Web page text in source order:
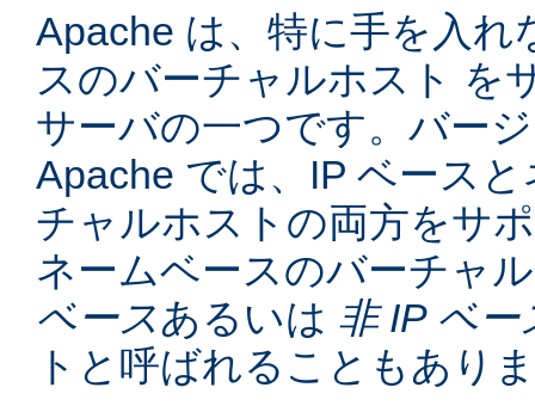
Apache は、特に手を入れ
スのバーチャルホスト を
サーバの一つです。バー
Apache では、IP ベース
チャルホストの両方をサ
ネームベースのバーチャ
ベースあるいは 非 IP ベー
トと呼ばれることもあり